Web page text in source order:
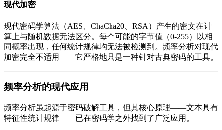
现代加密
现代密码学算法（AES、ChaCha20、RSA）产生的密文在计
算上与随机数据无法区分。每个可能的字节值（0-255）以相
同概率出现，任何统计规律均无法被检测到。频率分析对现代
加密完全不适用——它严格地只是一种针对古典密码的工具。
频率分析的现代应用
频率分析虽起源于密码破解工具，但其核心原理——文本具有
特征性统计规律——已在密码学之外找到了广泛应用。